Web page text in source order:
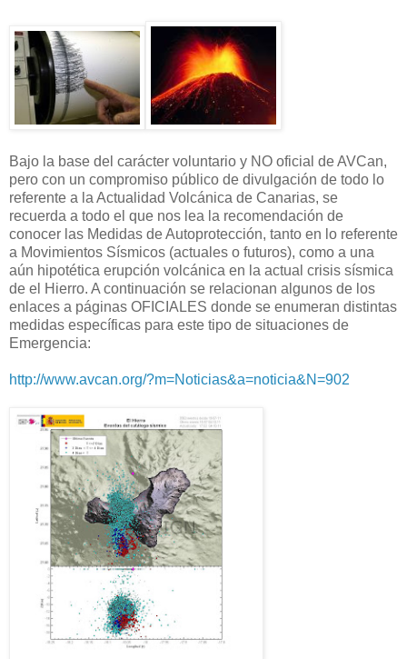
Bajo la base del carácter voluntario y NO oficial de AVCan,
pero con un compromiso público de divulgación de todo lo
referente a la Actualidad Volcánica de Canarias, se
recuerda a todo el que nos lea la recomendación de
conocer las Medidas de Autoprotección, tanto en lo referente
a Movimientos Sísmicos (actuales o futuros), como a una
aún hipotética erupción volcánica en la actual crisis sísmica
de el Hierro. A continuación se relacionan algunos de los
enlaces a páginas OFICIALES donde se enumeran distintas
medidas específicas para este tipo de situaciones de
Emergencia:
http://www.avcan.org/?m=Noticias&a=noticia&N=902